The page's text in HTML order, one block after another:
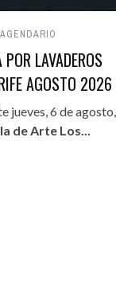
LAVADEROS
AGOSTO 2026
jueves, 6 de agosto,
de Arte Los...